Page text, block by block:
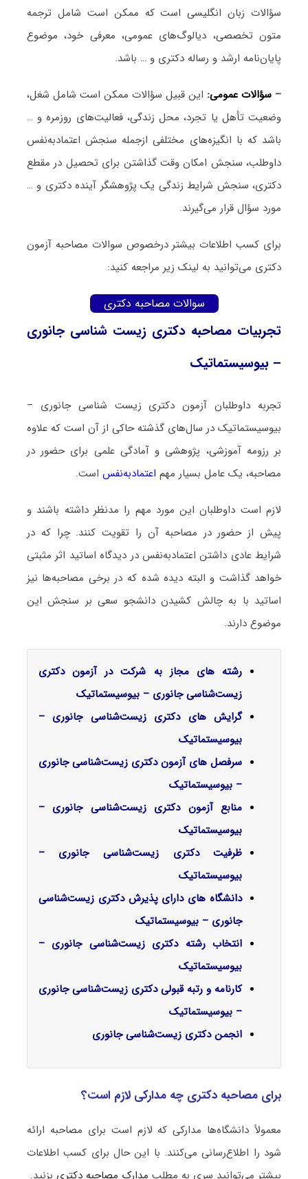
سؤالات زبان انگلیسی است که ممکن است شامل ترجمه
متون تخصصی، دیالوگ‌های عمومی، معرفی خود، موضوع
پایان‌نامه ارشد و رساله دکتری و … باشد.
– سؤالات عمومی: این قبیل سؤالات ممکن است شامل شغل،
وضعیت تأهل یا تجرد، محل زندگی، فعالیت‌های روزمره و …
باشد که با انگیزه‌های مختلفی ازجمله سنجش اعتمادبه‌نفس
داوطلب، سنجش امکان وقت گذاشتن برای تحصیل در مقطع
دکتری، سنجش شرایط زندگی یک پژوهشگر آینده دکتری و …
مورد سؤال قرار می‌گیرند.
برای کسب اطلاعات بیشتر درخصوص سوالات مصاحبه آزمون
دکتری می‌توانید به لینک زیر مراجعه کنید:
سوالات مصاحبه دکتری
تجربیات مصاحبه دکتری زیست ‌شناسی جانوری
– بیوسیستماتیک
تجربه داوطلبان آزمون دکتری زیست ‌شناسی جانوری –
بیوسیستماتیک در سال‌های گذشته حاکی از آن است که علاوه
بر رزومه آموزشی، پژوهشی و آمادگی علمی برای حضور در
مصاحبه، یک عامل بسیار مهم اعتمادبه‌نفساست.
لازم است داوطلبان این مورد مهم را مدنظر داشته باشند و
پیش از حضور در مصاحبه آن را تقویت کنند. چرا که در
شرایط عادی داشتن اعتمادبه‌نفس در دیدگاه اساتید اثر مثبتی
خواهد گذاشت و البته دیده شده که در برخی مصاحبه‌ها نیز
اساتید با به چالش کشیدن دانشجو سعی بر سنجش این
موضوع دارند.
رشته های مجاز به شرکت در آزمون دکتری
زیست‌شناسی جانوری – بیوسیستماتیک
گرایش‌ های دکتریزیست‌شناسی جانوری –
بیوسیستماتیک
سرفصل‌ های آزمون دکتری زیست‌شناسی جانوری
– بیوسیستماتیک
منابع آزمون دکتری زیست‌شناسی جانوری –
بیوسیستماتیک
ظرفیت دکتری زیست‌شناسی جانوری –
بیوسیستماتیک
دانشگاه های دارای پذیرش دکتری زیست‌شناسی
جانوری – بیوسیستماتیک
انتخاب رشته دکتری زیست‌شناسی جانوری –
بیوسیستماتیک
کارنامه و رتبه قبولی دکتری زیست‌شناسی جانوری
– بیوسیستماتیک
انجمن دکتری زیست‌شناسی جانوری
برای مصاحبه دکتری چه مدارکی لازم است؟
معمولاً دانشگاه‌ها مدارکی که لازم است برای مصاحبه ارائه
شود را اطلاع‌رسانی می‌کنند. با این حال برای کسب اطلاعات
بیشتر می‌توانید سری به مطلب مدارک مصاحبه دکتری بزنید.